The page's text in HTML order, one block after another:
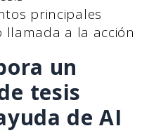
principales
llamada a la acción
un
tesis
de AI